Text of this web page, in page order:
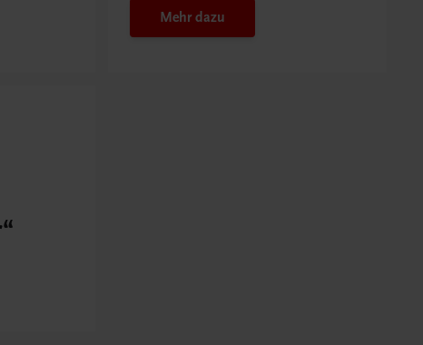
Mehr dazu